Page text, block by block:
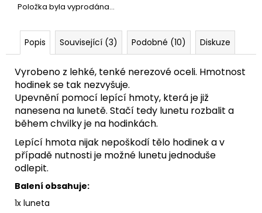
Položka byla vyprodána…
Popis Související (3) Podobné (10) Diskuze
Vyrobeno z lehké, tenké nerezové oceli. Hmotnost
hodinek se tak nezvyšuje.
Upevnění pomocí lepící hmoty, která je již
nanesena na lunetě. Stačí tedy lunetu rozbalit a
během chvilky je na hodinkách.
Lepící hmota nijak nepoškodí tělo hodinek a v
případě nutnosti je možné lunetu jednoduše
odlepit.
Balení obsahuje:
1x luneta